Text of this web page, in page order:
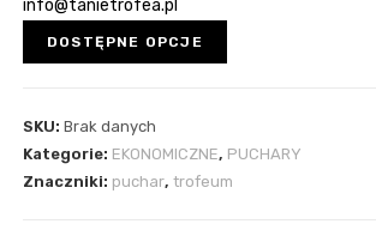
info@tanietrofea.pl
DOSTĘPNE OPCJE
SKU: Brak danych
Kategorie: EKONOMICZNE, PUCHARY
Znaczniki: puchar, trofeum